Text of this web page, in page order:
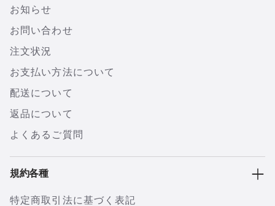
お知らせ
お問い合わせ
注文状況
お支払い方法について
配送について
返品について
よくあるご質問
規約各種
特定商取引法に基づく表記